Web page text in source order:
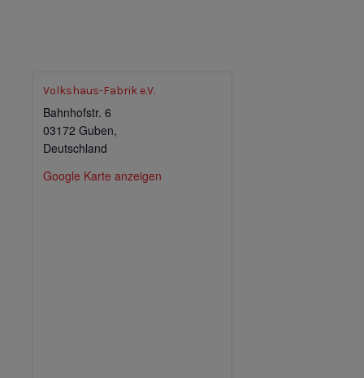
Volkshaus-Fabrik e.V.
Bahnhofstr. 6
03172 Guben,
Deutschland
Google Karte anzeigen